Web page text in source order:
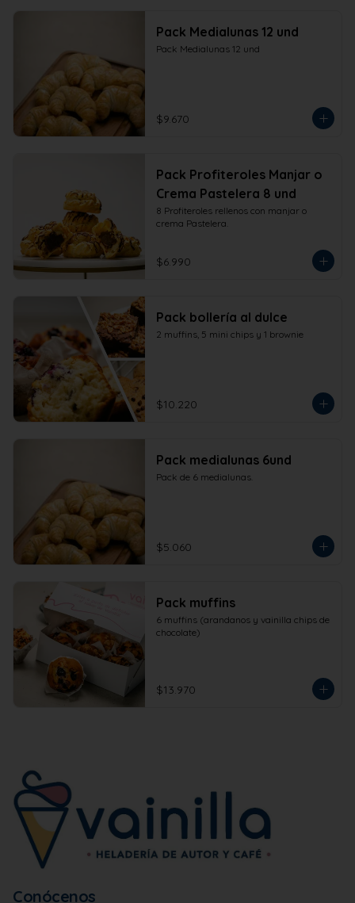
Pack Medialunas 12 und
Pack Medialunas 12 und
$9.670
Pack Profiteroles Manjar o
Crema Pastelera 8 und
8 Profiteroles rellenos con manjar o
crema Pastelera.
$6.990
Pack bollería al dulce
2 muffins, 5 mini chips y 1 brownie
$10.220
Pack medialunas 6und
Pack de 6 medialunas.
$5.060
Pack muffins
6 muffins (arandanos y vainilla chips de
chocolate)
$13.970
Conócenos